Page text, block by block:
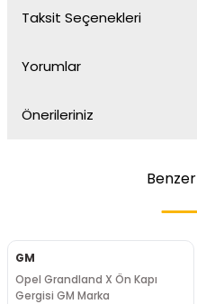
Taksit Seçenekleri
Yorumlar
Önerileriniz
Benzer
GM
Opel Grandland X Ön Kapı
Gergisi GM Marka